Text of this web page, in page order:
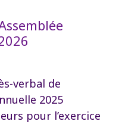
verbal de
2025
pour l’exercice